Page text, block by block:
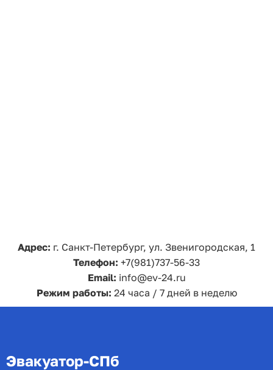
Адрес: г. Санкт-Петербург, ул. Звенигородская, 1
Телефон: +7(981)737-56-33
Email: info@ev-24.ru
Режим работы: 24 часа / 7 дней в неделю
Эвакуатор-СПб